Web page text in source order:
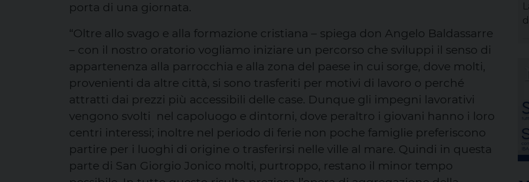
porta di una giornata.
“Oltre allo svago e alla formazione cristiana – spiega don Angelo Baldassarre
– con il nostro oratorio vogliamo iniziare un percorso che sviluppi il senso di
appartenenza alla parrocchia e alla zona del paese in cui sorge, dove molti,
provenienti da altre città, si sono trasferiti per motivi di lavoro o perché
attratti dai prezzi più accessibili delle case. Dunque gli impegni lavorativi
vengono svolti nel capoluogo e dintorni, dove peraltro i giovani hanno i loro
centri interessi; inoltre nel periodo di ferie non poche famiglie preferiscono
partire per i luoghi di origine o trasferirsi nelle ville al mare. Quindi in questa
parte di San Giorgio Jonico molti, purtroppo, restano il minor tempo